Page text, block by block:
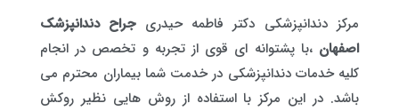
مرکز دندانپزشکی دکتر فاطمه حیدریجراح دندانپزشک
اصفهان ،با پشتوانه ای قوی از تجربه و تخصص در انجام
کلیه خدمات دندانپزشکی در خدمت شما بیماران محترم می
باشد. در این مرکز با استفاده از روش هایی نظیر روکش